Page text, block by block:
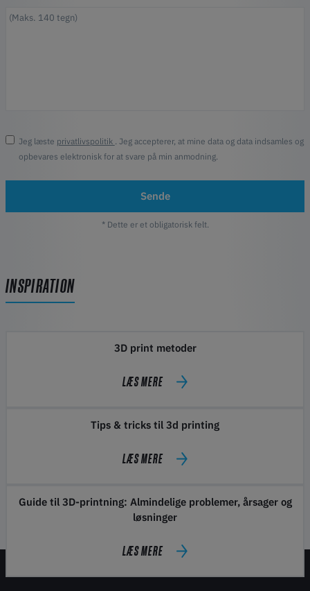
Jeg læste privatlivspolitik
. Jeg accepterer, at mine data og data indsamles og
opbevares elektronisk for at svare på min anmodning.
Sende
* Dette er et obligatorisk felt.
INSPIRATION
3D print metoder
LÆS MERE
Tips & tricks til 3d printing
LÆS MERE
Guide til 3D-printning: Almindelige problemer, årsager og
løsninger
LÆS MERE